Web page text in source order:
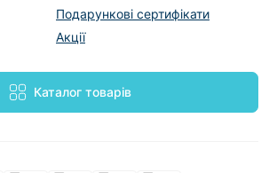
Подарункові сертифікати
Акції
Каталог товарів